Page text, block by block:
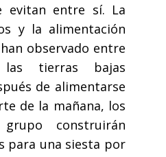
evitan entre sí. La
y la alimentación
observado entre
tierras bajas
de alimentarse
de la mañana, los
construirán
para una siesta por